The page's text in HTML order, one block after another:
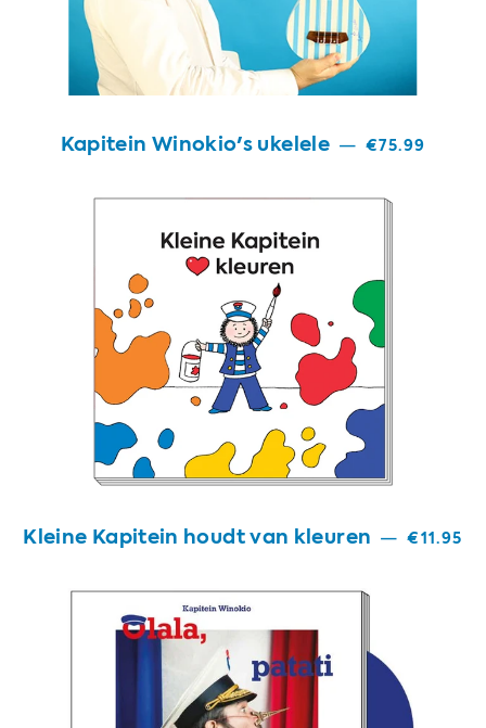
Kapitein Winokio's ukelele — €75.99
Kleine Kapitein houdt van kleuren — €11.95